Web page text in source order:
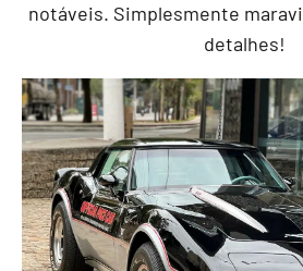
notáveis. Simplesmente
detalhes!